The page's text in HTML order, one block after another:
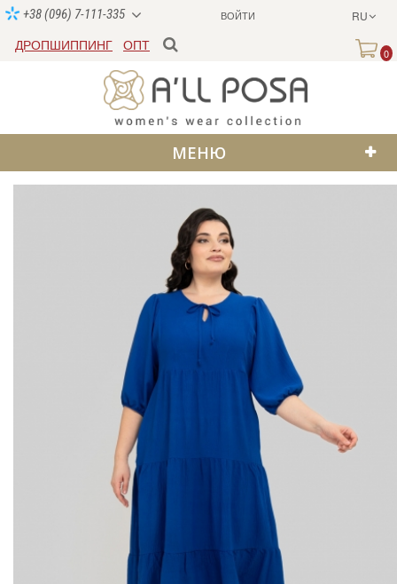
ВОЙТИ RU
+38 (096) 7-111-335
ДРОПШИППИНГ ОПТ
0
МЕНЮ